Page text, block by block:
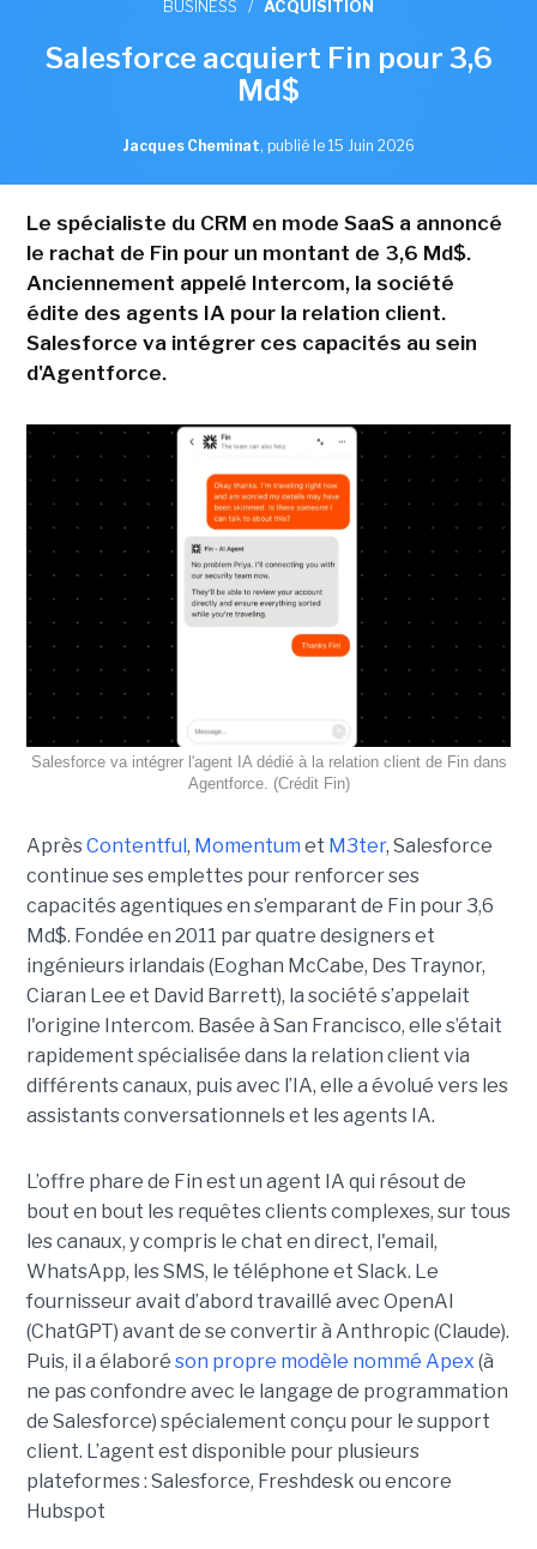
BUSINESS / ACQUISITION
Salesforce acquiert Fin pour 3,6
Md$
Jacques Cheminat, publié le 15 Juin 2026
Le spécialiste du CRM en mode SaaS a annoncé
le rachat de Fin pour un montant de 3,6 Md$.
Anciennement appelé Intercom, la société
édite des agents IA pour la relation client.
Salesforce va intégrer ces capacités au sein
d'Agentforce.
Salesforce va intégrer l'agent IA dédié à la relation client de Fin dans
Agentforce. (Crédit Fin)
AprèsContentful , Momentum et M3ter, Salesforce
continue ses emplettes pour renforcer ses
capacités agentiques en s’emparant de Fin pour 3,6
Md$. Fondée en 2011 par quatre designers et
ingénieurs irlandais (Eoghan McCabe, Des Traynor,
Ciaran Lee et David Barrett), la société s’appelait
l'origine Intercom. Basée à San Francisco, elle s’était
rapidement spécialisée dans la relation client via
différents canaux, puis avec l’IA, elle a évolué vers les
assistants conversationnels et les agents IA.
L’offre phare de Fin est un agent IA qui résout de
bout en bout les requêtes clients complexes, sur tous
les canaux, y compris le chat en direct, l'email,
WhatsApp, les SMS, le téléphone et Slack. Le
fournisseur avait d’abord travaillé avec OpenAI
(ChatGPT) avant de se convertir à Anthropic (Claude).
Puis, il a élaboré son propre modèle nommé Apex (à
ne pas confondre avec le langage de programmation
de Salesforce) spécialement conçu pour le support
client. L’agent est disponible pour plusieurs
plateformes : Salesforce, Freshdesk ou encore
Hubspot